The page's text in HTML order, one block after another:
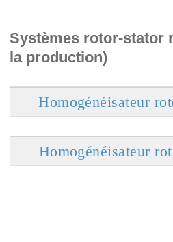
Systèmes rotor-stator
la production)
Homogénéisateur
Homogénéisateur